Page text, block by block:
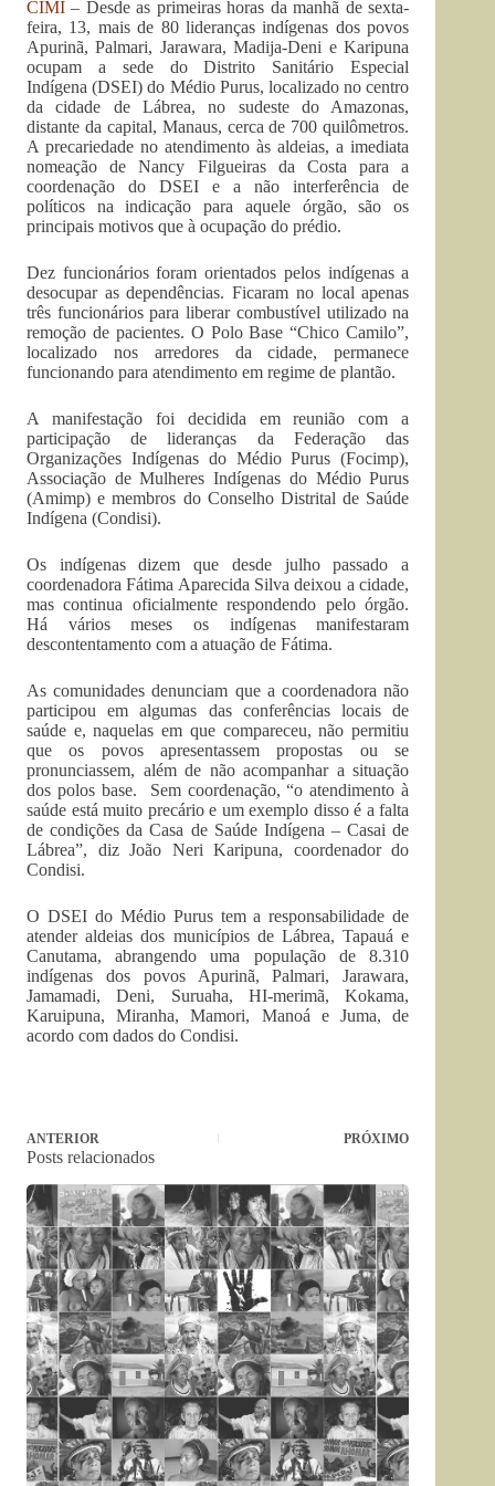
CIMI – Desde as primeiras horas da manhã de sexta-
feira, 13, mais de 80 lideranças indígenas dos povos
Apurinã, Palmari, Jarawara, Madija-Deni e Karipuna
ocupam a sede do Distrito Sanitário Especial
Indígena (DSEI) do Médio Purus, localizado no centro
da cidade de Lábrea, no sudeste do Amazonas,
distante da capital, Manaus, cerca de 700 quilômetros.
A precariedade no atendimento às aldeias, a imediata
nomeação de Nancy Filgueiras da Costa para a
coordenação do DSEI e a não interferência de
políticos na indicação para aquele órgão, são os
principais motivos que à ocupação do prédio.
Dez funcionários foram orientados pelos indígenas a
desocupar as dependências. Ficaram no local apenas
três funcionários para liberar combustível utilizado na
remoção de pacientes. O Polo Base “Chico Camilo”,
localizado nos arredores da cidade, permanece
funcionando para atendimento em regime de plantão.
A manifestação foi decidida em reunião com a
participação de lideranças da Federação das
Organizações Indígenas do Médio Purus (Focimp),
Associação de Mulheres Indígenas do Médio Purus
(Amimp) e membros do Conselho Distrital de Saúde
Indígena (Condisi).
Os indígenas dizem que desde julho passado a
coordenadora Fátima Aparecida Silva deixou a cidade,
mas continua oficialmente respondendo pelo órgão.
Há vários meses os indígenas manifestaram
descontentamento com a atuação de Fátima.
As comunidades denunciam que a coordenadora não
participou em algumas das conferências locais de
saúde e, naquelas em que compareceu, não permitiu
que os povos apresentassem propostas ou se
pronunciassem, além de não acompanhar a situação
dos polos base. Sem coordenação, “o atendimento à
saúde está muito precário e um exemplo disso é a falta
de condições da Casa de Saúde Indígena – Casai de
Lábrea”, diz João Neri Karipuna, coordenador do
Condisi.
O DSEI do Médio Purus tem a responsabilidade de
atender aldeias dos municípios de Lábrea, Tapauá e
Canutama, abrangendo uma população de 8.310
indígenas dos povos Apurinã, Palmari, Jarawara,
Jamamadi, Deni, Suruaha, HI-merimã, Kokama,
Karuipuna, Miranha, Mamori, Manoá e Juma, de
acordo com dados do Condisi.
ANTERIOR PRÓXIMO
Posts relacionados